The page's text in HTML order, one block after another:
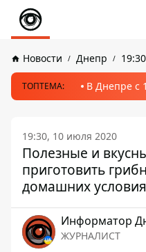
Новости Днепр
ТОПТЕМА: В Днепре с
19:30, 10 июля 2020
Полезные и
приготовить
домашних
Информатор
ЖУРНАЛИСТ